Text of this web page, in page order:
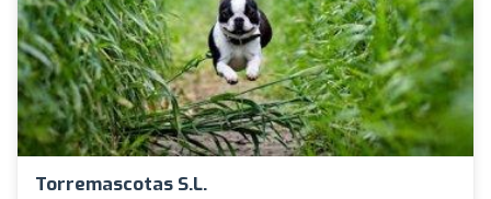
Torremascotas S.l.